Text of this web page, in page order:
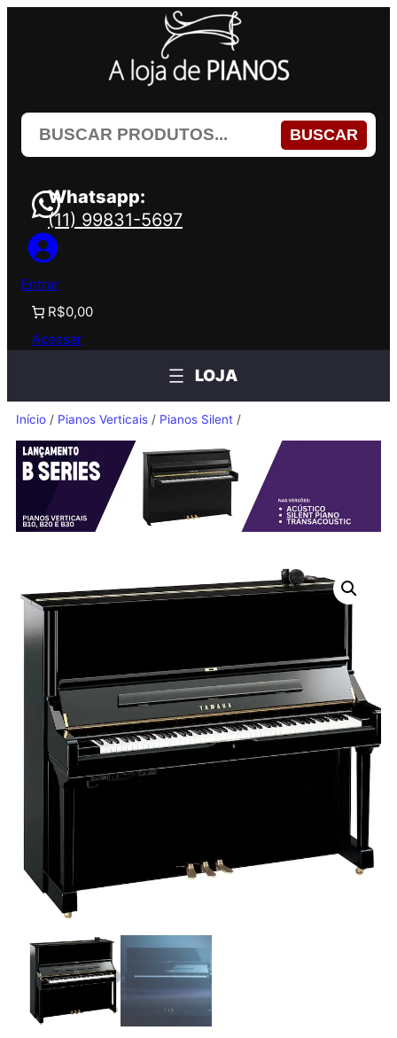
BUSCAR
Whatsapp:
(11) 99831-5697
Entrar
R$0,00
Acessar
Início / Pianos Verticais / Pianos Silent /